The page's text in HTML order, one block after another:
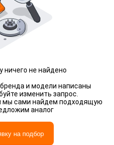
ничего не найдено
и модели написаны
изменить запрос.
мы сами найдем подходящую
аналог
на подбор